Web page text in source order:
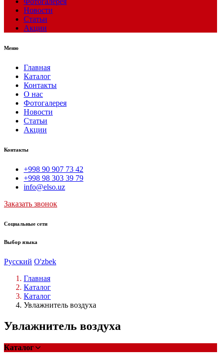
Новости
Статьи
Акции
Меню
Главная
Каталог
Контакты
О нас
Фотогалерея
Новости
Статьи
Акции
Контакты
+998 90 907 73 42
+998 98 303 39 79
info@elso.uz
Заказать звонок
Социальные сети
Выбор языка
Русский O'zbek
Главная
Каталог
Каталог
Увлажнитель воздуха
Увлажнитель воздуха
Каталог